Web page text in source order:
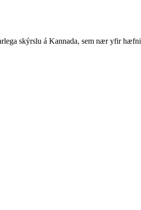
skýrslu á Kannada, sem nær yfir